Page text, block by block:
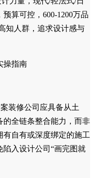
包，工程费，体现为稳
后保障的装饰公司（如
，无设计，专注材料性
，尤其是有老人、小孩
力量，现代/轻法式/日
算可控，600-1200万品
知人群，追求设计感与